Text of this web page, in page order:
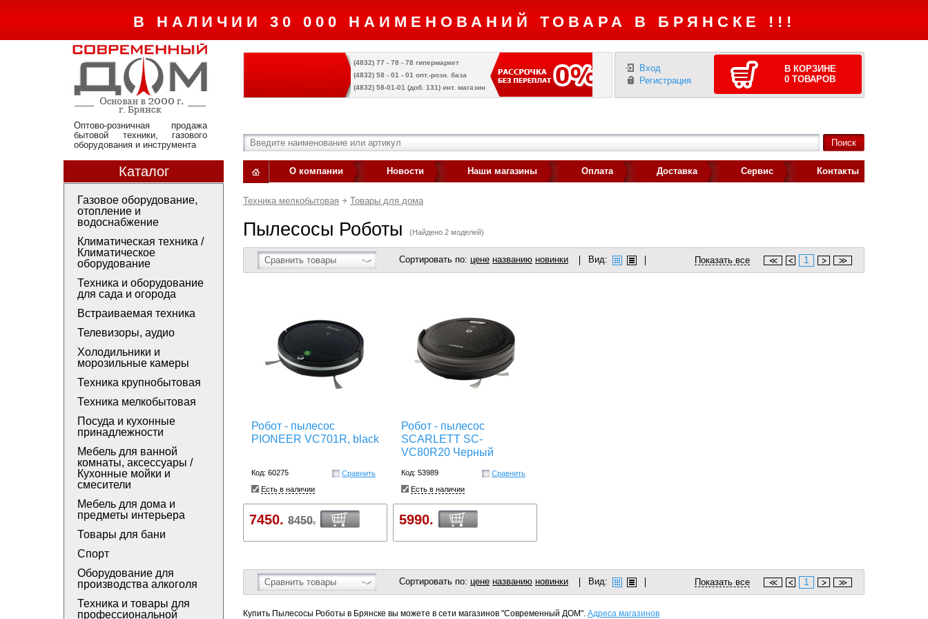
В НАЛИЧИИ 30 000 НАИМЕНОВАНИЙ ТОВАРА В БРЯНСКЕ !!!
Оптово-розничная продажа
бытовой техники, газового
оборудования и инструмента
(4832) 77 - 78 - 78 гипермаркет
(4832) 58 - 01 - 01 опт.-розн. база
(4832) 58-01-01 (доб. 131) инт. магазин
Вход
Регистрация
В КОРЗИНЕ
0 ТОВАРОВ
Каталог
Газовое оборудование,
отопление и
водоснабжение
Климатическая техника /
Климатическое
оборудование
Техника и оборудование
для сада и огорода
Встраиваемая техника
Телевизоры, аудио
Холодильники и
морозильные камеры
Техника крупнобытовая
Техника мелкобытовая
Посуда и кухонные
принадлежности
Мебель для ванной
комнаты, аксессуары /
Кухонные мойки и
смесители
Мебель для дома и
предметы интерьера
Товары для бани
Спорт
Оборудование для
производства алкоголя
Техника и товары для
профессиональной
О компании Новости Наши магазины Оплата Доставка Сервис Контакты
Техника мелкобытовая Товары для дома
Пылесосы Роботы (Найдено 2 моделей)
Сравнить товары Сортировать по: цене названию новинки Вид: Показать все 1
Робот - пылесос
PIONEER VC701R, black
Код: 60275
Сравнить
Есть в наличии
7450. 8450.
Робот - пылесос
SCARLETT SC-
VC80R20 Черный
Код: 53989
Сравнить
Есть в наличии
5990.
Сравнить товары Сортировать по: цене названию новинки Вид: Показать все 1
Купить Пылесосы Роботы в Брянске вы можете в сети магазинов "Современный ДОМ". Адреса магазинов